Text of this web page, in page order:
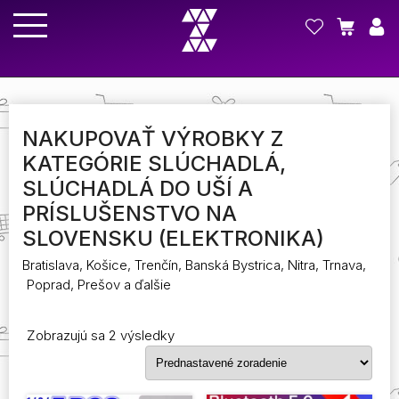
NAKUPOVAŤ VÝROBKY Z
KATEGÓRIE SLÚCHADLÁ,
SLÚCHADLÁ DO UŠÍ A
PRÍSLUŠENSTVO NA
SLOVENSKU (ELEKTRONIKA)
Bratislava, Košice, Trenčín, Banská Bystrica, Nitra, Trnava,
Poprad, Prešov a ďalšie
Zobrazujú sa 2 výsledky